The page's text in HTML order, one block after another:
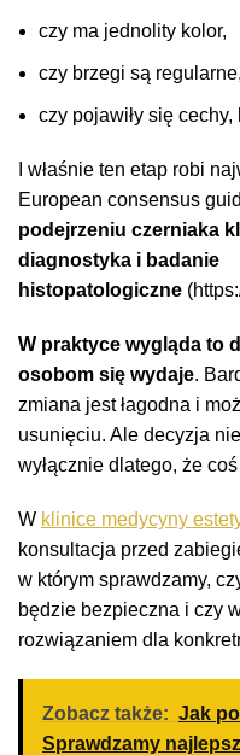
czy ma jednolity kolor,
czy brzegi są regularne,
czy pojawiły się
I właśnie ten etap robi
European consensus
podejrzeniu czerniaka
diagnostyka i badanie
histopatologiczne
W praktyce wygląda to
osobom się wydaje.
zmiana jest łagodna i
usunięciu. Ale decyzja
wyłącznie dlatego, że
W klinice medycyny
konsultacja przed
w którym sprawdzamy,
będzie bezpieczna i czy
rozwiązaniem dla
Zobacz także: Jak
Sprawdzamy